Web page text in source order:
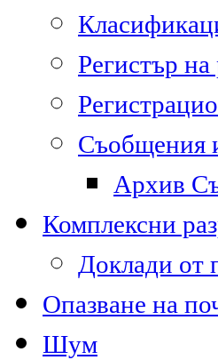
Регистър
Съобщения
Архив
Комплексни
Доклади от
Опазване на
Шум